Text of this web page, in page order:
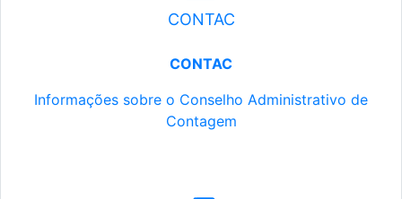
CONTAC
CONTAC
Informações sobre o Conselho Administrativo de
Contagem